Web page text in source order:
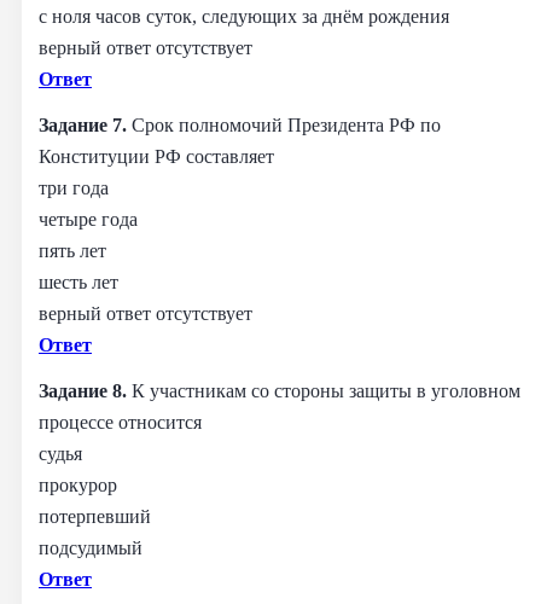
с ноля часов суток, следующих за днём рождения
верный ответ отсутствует
Ответ
Задание 7. Срок полномочий Президента РФ по
Конституции РФ составляет
три года
четыре года
пять лет
шесть лет
верный ответ отсутствует
Ответ
Задание 8. К участникам со стороны защиты в уголовном
процессе относится
судья
прокурор
потерпевший
подсудимый
Ответ